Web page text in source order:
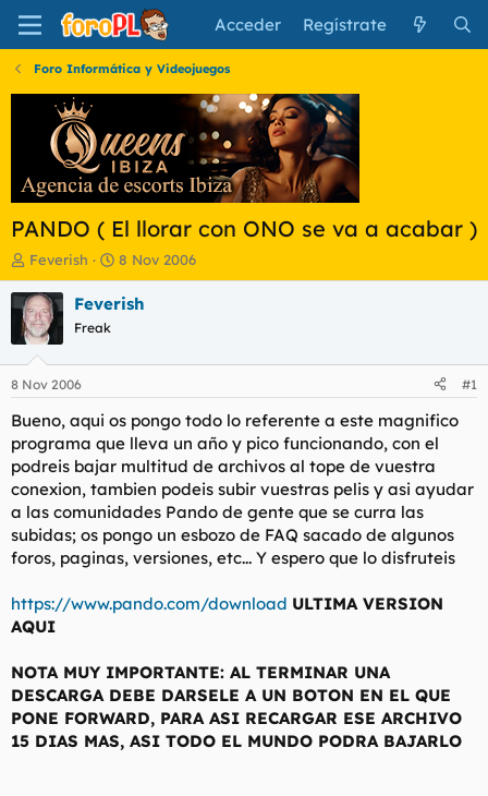
Acceder Regístrate
Foro Informática y Videojuegos
PANDO ( El llorar con ONO se va a acabar )
I
n
i
c
i
a
d
o
r
e
l
t
e
m
a
Feverish
F
e
c
i
n
c
o
8 Nov 2006
Feverish
Freak
8 Nov 2006 #1
Bueno, aqui os pongo todo lo referente a este magnifico
programa que lleva un año y pico funcionando, con el
podreis bajar multitud de archivos al tope de vuestra
conexion, tambien podeis subir vuestras pelis y asi ayudar
a las comunidades Pando de gente que se curra las
subidas; os pongo un esbozo de FAQ sacado de algunos
foros, paginas, versiones, etc... Y espero que lo disfruteis
https://www.pando.com/download ULTIMA VERSION
AQUI
NOTA MUY IMPORTANTE: AL TERMINAR UNA
DESCARGA DEBE DARSELE A UN BOTON EN EL QUE
PONE FORWARD, PARA ASI RECARGAR ESE ARCHIVO
15 DIAS MAS, ASI TODO EL MUNDO PODRA BAJARLO